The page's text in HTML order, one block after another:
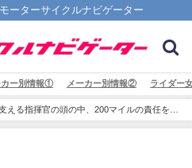
ーターサイクルナビゲーター
カー別情報① メーカー別情報② ライダー
える指揮官の頭の中、200マイルの責任を背